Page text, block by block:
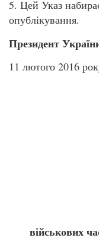
5. Цей Указ
опублікування.
Президент
11 лютого 2016
військових